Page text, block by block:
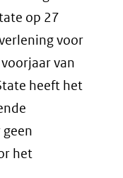
op 27
voor
van
heeft het
het